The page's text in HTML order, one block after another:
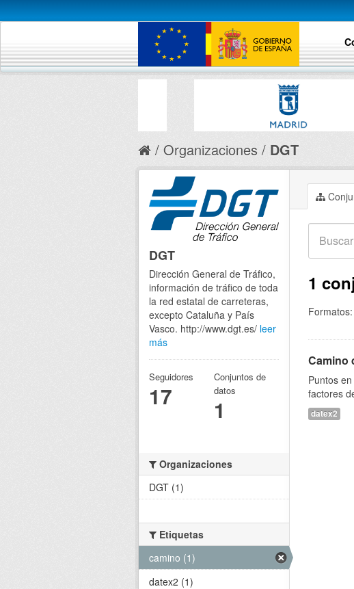
Organizaciones DGT
1
Formatos:
Camino
Puntos
factores
datex2
DGT
Dirección General de Tráfico,
información de tráfico de toda
la red estatal de carreteras,
excepto Cataluña y País
Vasco. http://www.dgt.es/ leer
más
Seguidores
17
Conjuntos de
datos
1
Organizaciones
DGT (1)
Etiquetas
camino (1)
datex2 (1)